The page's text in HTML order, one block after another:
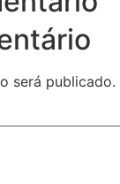
será publicado.